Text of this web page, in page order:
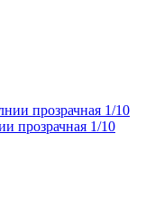
прозрачная 1/10